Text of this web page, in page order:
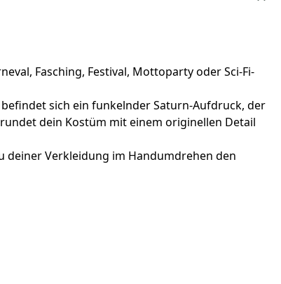
Fasching, Festival, Mottoparty oder Sci-Fi-
sich ein funkelnder Saturn-Aufdruck, der
dein Kostüm mit einem originellen Detail
deiner Verkleidung im Handumdrehen den